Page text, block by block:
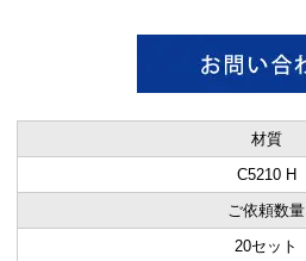
材質
C5210 H
ご依頼数量
20セット